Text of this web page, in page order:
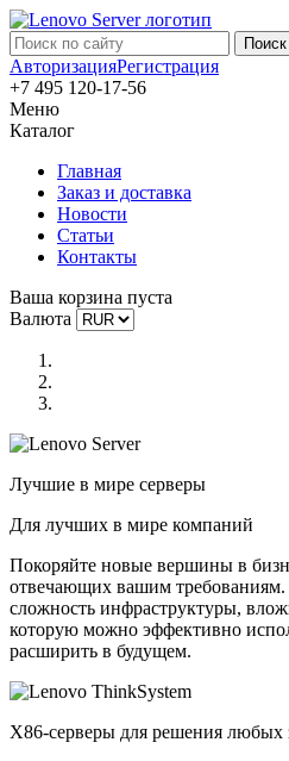
АвторизацияРегистрация
+7 495 120-17-56
Меню
Каталог
Главная
Заказ и доставка
Новости
Статьи
Контакты
Ваша корзина пуста
Валюта
Лучшие в мире серверы
Для лучших в мире компаний
Покоряйте новые вершины в
отвечающих вашим требованиям.
сложность инфраструктуры,
которую можно эффективно
расширить в будущем.
X86-серверы для решения любых